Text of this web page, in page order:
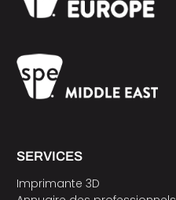
SERVICES
Imprimante 3D